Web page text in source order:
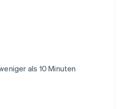
als 10 Minuten